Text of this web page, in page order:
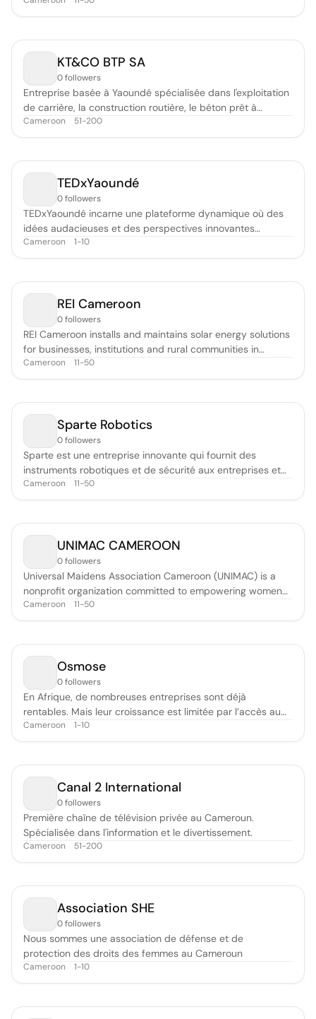
beacon of transformation, melding technology and societal
KT&CO BTP SA
0 followers
Entreprise basée à Yaoundé spécialisée dans l'exploitation
de carrière, la construction routière, le béton prêt à
l'emploi.
Cameroon 51-200
TEDxYaoundé
0 followers
TEDxYaoundé incarne une plateforme dynamique où des
idées audacieuses et des perspectives innovantes
convergent pour provoquer des transformations. Cet
événement, organisé indépendamment sous licence TED,
Cameroon 1-10
REI Cameroon
0 followers
REI Cameroon installs and maintains solar energy solutions
for businesses, institutions and rural communities in
Cameroon. The company is committed to delivering high
quality hardware and services with a professional touch.
Cameroon 11-50
Sparte Robotics
0 followers
Sparte est une entreprise innovante qui fournit des
instruments robotiques et de sécurité aux entreprises et
aux particuliers pour automatiser leurs services dans
divers domaines tels que la sécurité, la cartographie et la
Cameroon 11-50
UNIMAC CAMEROON
0 followers
Universal Maidens Association Cameroon (UNIMAC) is a
nonprofit organization committed to empowering women
and girls across Cameroon. Founded in 2020 and officially
registered in 2021, UNIMAC promotes gender equality
Cameroon 11-50
Osmose
0 followers
En Afrique, de nombreuses entreprises sont déjà
rentables. Mais leur croissance est limitée par l’accès au
capital et à la structuration. Osmose propose une
approche d’investissement nouvelle : permettre à des
Cameroon 1-10
Canal 2 International
0 followers
Première chaîne de télévision privée au Cameroun.
Spécialisée dans l'information et le divertissement.
Cameroon 51-200
Association SHE
0 followers
Nous sommes une association de défense et de
protection des droits des femmes au Cameroun
Cameroon 1-10